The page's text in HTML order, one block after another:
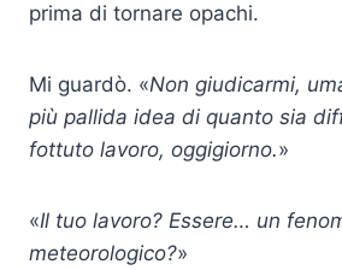
prima di tornare opachi.
Mi guardò. «Non giudicarmi,
più pallida idea di quanto sia
fottuto lavoro, oggigiorno.»
«Il tuo lavoro? Essere… un
meteorologico?»